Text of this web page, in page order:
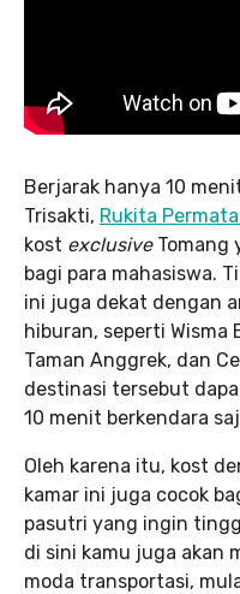
Berjarak hanya 10
Trisakti, Rukita
kost exclusiveTomang
bagi para mahasiswa.
ini juga dekat dengan
hiburan, seperti Wisma
Taman Anggrek, dan
destinasi tersebut
10 menit berkendara
Oleh karena itu, kost
kamar ini juga cocok
pasutri yang ingin
di sini kamu juga akan
moda transportasi,